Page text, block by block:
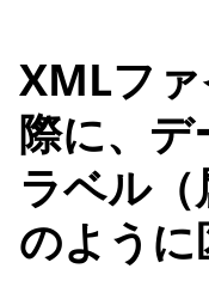
XMLフ
際に、デ
ラベル
のように